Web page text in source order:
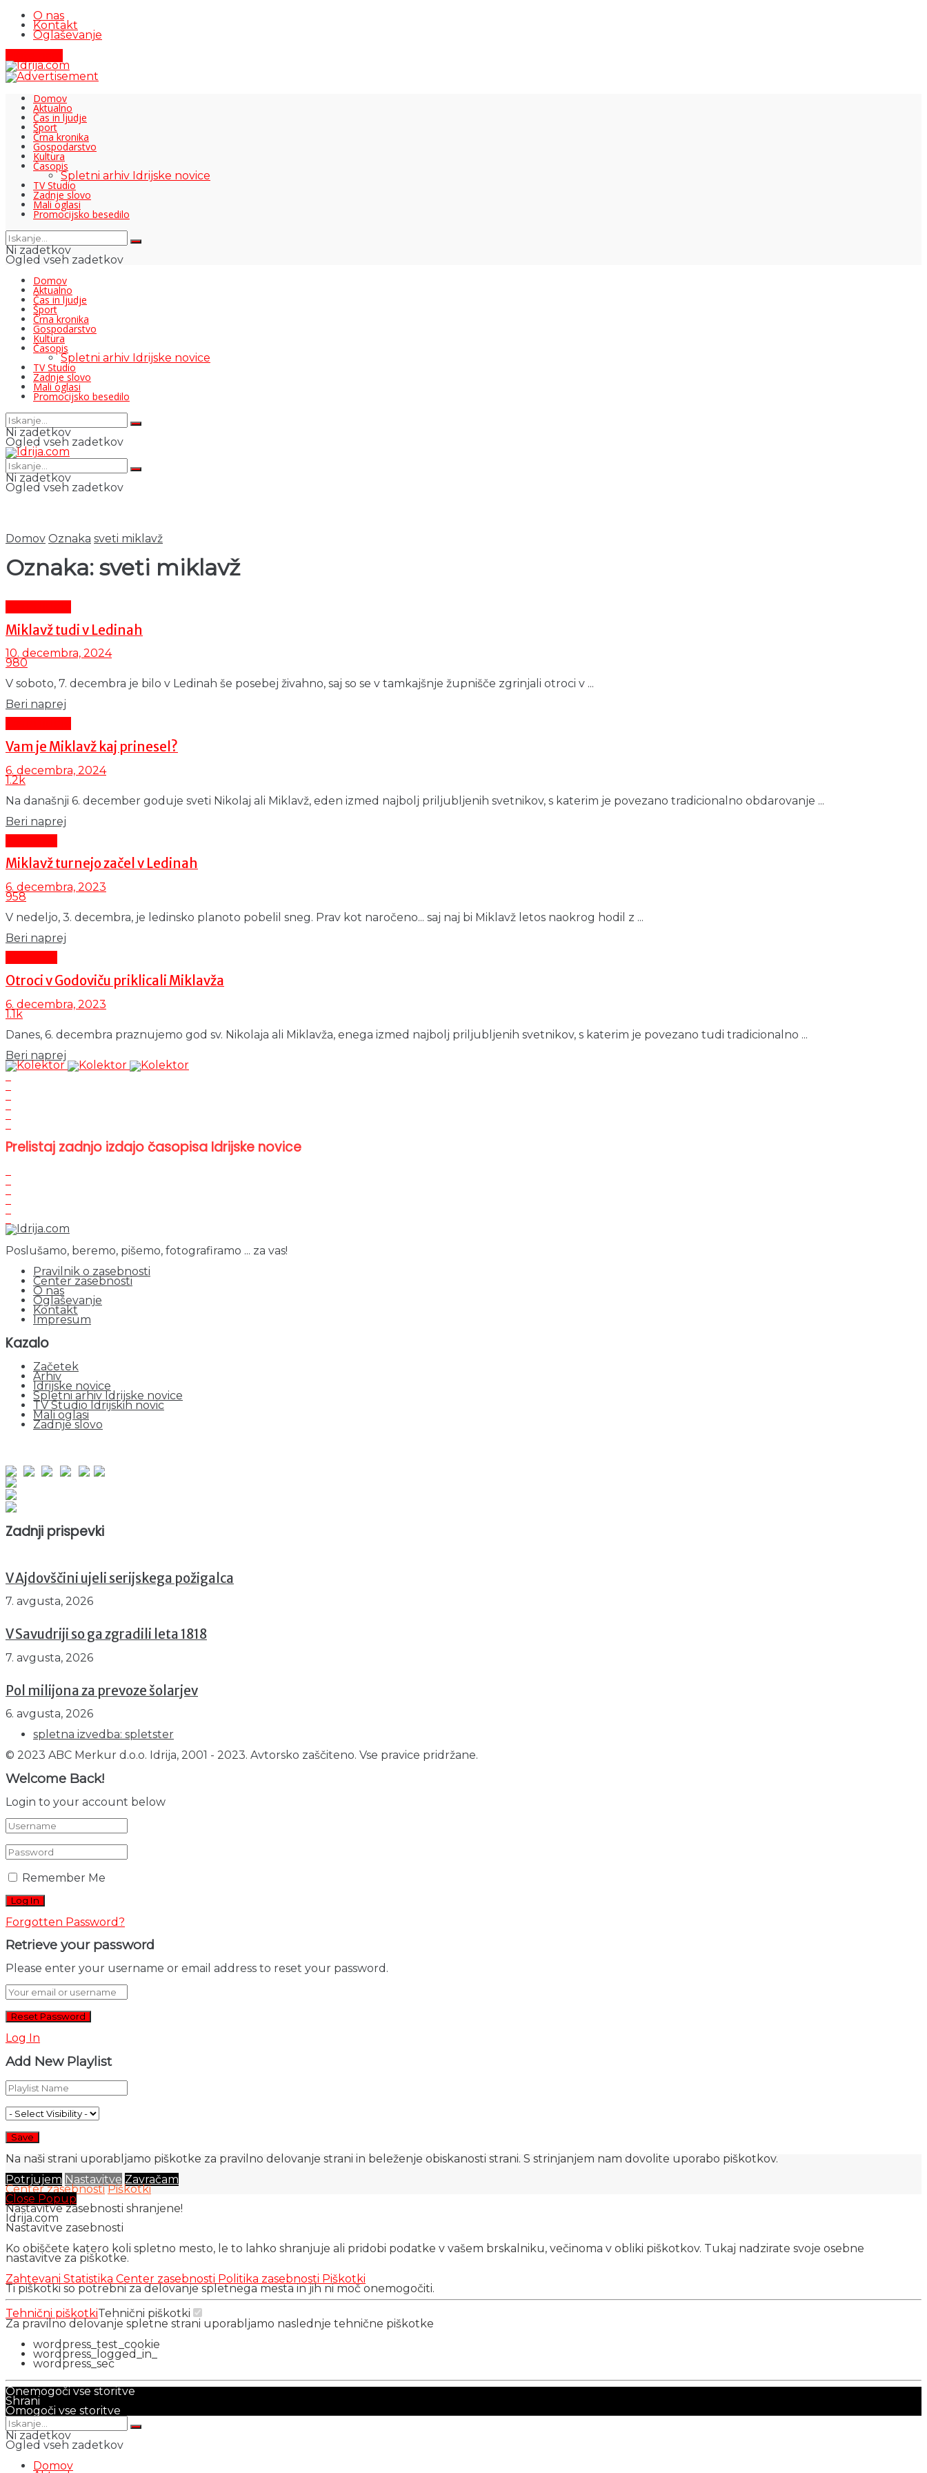
O nas
Kontakt
Oglaševanje
Domov
Aktualno
Čas in ljudje
Šport
Črna kronika
Gospodarstvo
Kultura
Časopis
Spletni arhiv Idrijske novice
TV Studio
Zadnje slovo
Mali oglasi
Promocijsko besedilo
Ni zadetkov
Ogled vseh zadetkov
Domov
Aktualno
Čas in ljudje
Šport
Črna kronika
Gospodarstvo
Kultura
Časopis
Spletni arhiv Idrijske novice
TV Studio
Zadnje slovo
Mali oglasi
Promocijsko besedilo
Ni zadetkov
Ogled vseh zadetkov
Ni zadetkov
Ogled vseh zadetkov
Domov Oznaka sveti miklavž
Oznaka: sveti miklavž
Miklavž tudi v Ledinah
10. decembra, 2024
980
V soboto, 7. decembra je bilo v Ledinah še posebej živahno, saj so se v tamkajšnje župnišče zgrinjali otroci v ...
Beri naprej
Vam je Miklavž kaj prinesel?
6. decembra, 2024
1.2k
Na današnji 6. december goduje sveti Nikolaj ali Miklavž, eden izmed najbolj priljubljenih svetnikov, s katerim je povezano tradicionalno obdarovanje ...
Beri naprej
Miklavž turnejo začel v Ledinah
6. decembra, 2023
958
V nedeljo, 3. decembra, je ledinsko planoto pobelil sneg. Prav kot naročeno... saj naj bi Miklavž letos naokrog hodil z ...
Beri naprej
Otroci v Godoviču priklicali Miklavža
6. decembra, 2023
1.1k
Danes, 6. decembra praznujemo god sv. Nikolaja ali Miklavža, enega izmed najbolj priljubljenih svetnikov, s katerim je povezano tudi tradicionalno ...
Beri naprej
Prelistaj zadnjo izdajo časopisa Idrijske novice
Poslušamo, beremo, pišemo, fotografiramo ... za vas!
Pravilnik o zasebnosti
Center zasebnosti
O nas
Oglaševanje
Kontakt
Impresum
Kazalo
Začetek
Arhiv
Idrijske novice
Spletni arhiv Idrijske novice
TV Studio Idrijskih novic
Mali oglasi
Zadnje slovo
Zadnji prispevki
V Ajdovščini ujeli serijskega požigalca
7. avgusta, 2026
V Savudriji so ga zgradili leta 1818
7. avgusta, 2026
Pol milijona za prevoze šolarjev
6. avgusta, 2026
spletna izvedba: spletster
© 2023 ABC Merkur d.o.o. Idrija, 2001 - 2023. Avtorsko zaščiteno. Vse pravice pridržane.
Welcome Back!
Login to your account below
Remember Me
Forgotten Password?
Retrieve your password
Please enter your username or email address to reset your password.
Log In
Add New Playlist
Na naši strani uporabljamo piškotke za pravilno delovanje strani in beleženje obiskanosti strani. S strinjanjem nam dovolite uporabo piškotkov.
Potrjujem Nastavitve Zavračam
Center zasebnosti Piškotki
Close Popup
Nastavitve zasebnosti shranjene!
Idrija.com
Nastavitve zasebnosti
Ko obiščete katero koli spletno mesto, le to lahko shranjuje ali pridobi podatke v vašem brskalniku, večinoma v obliki piškotkov. Tukaj nadzirate svoje osebne
nastavitve za piškotke.
Zahtevani Statistika Center zasebnosti Politika zasebnosti Piškotki
Ti piškotki so potrebni za delovanje spletnega mesta in jih ni moč onemogočiti.
Tehnični piškotkiTehnični piškotki
Za pravilno delovanje spletne strani uporabljamo naslednje tehnične piškotke
wordpress_test_cookie
wordpress_logged_in_
wordpress_sec
Onemogoči vse storitve
Shrani
Omogoči vse storitve
Ni zadetkov
Ogled vseh zadetkov
Domov